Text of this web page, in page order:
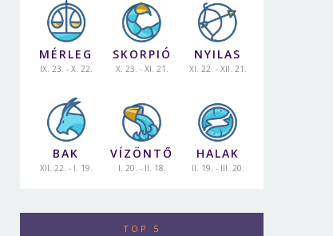
MÉRLEG
IX. 23. - X. 22.
SKORPIÓ
X. 23. - XI. 21.
NYILAS
XI. 22. - XII. 21.
BAK
XII. 22. - I. 19.
VÍZÖNTŐ
I. 20. - II. 18.
HALAK
II. 19. - III. 20.
TOP 5